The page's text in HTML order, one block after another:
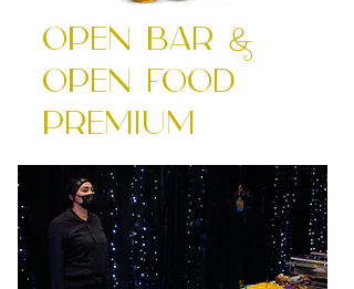
Open Bar &
Open Food
Premium